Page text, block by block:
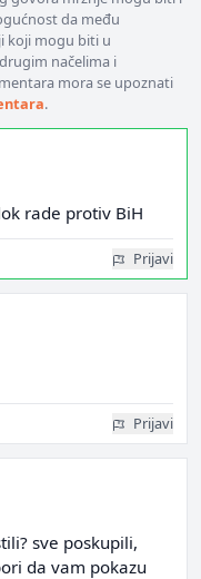
da među
koji mogu biti u
načelima i
mora se upoznati
.
rade protiv BiH
Prijavi
Prijavi
sve poskupili,
da vam pokazu